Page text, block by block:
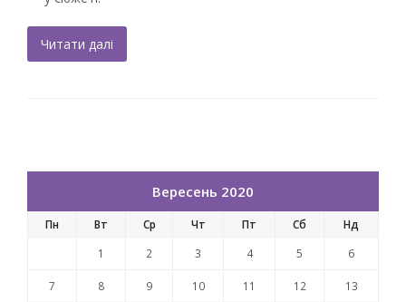
Читати далі
Вересень 2020
Пн Вт Ср Чт Пт Сб
Нд
1
2 3 4 5 6
7 8 9 10 11 12 13